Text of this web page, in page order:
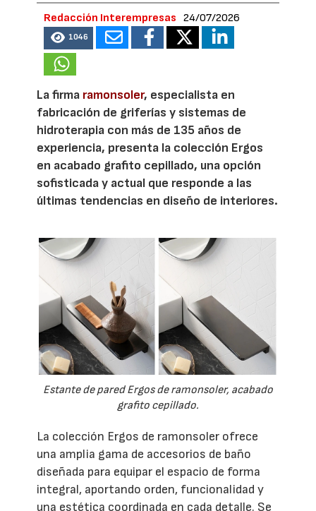
Redacción Interempresas 24/07/2026
1046
La firma ramonsoler, especialista en
fabricación de griferías y sistemas de
hidroterapia con más de 135 años de
experiencia, presenta la colección Ergos
en acabado grafito cepillado, una opción
sofisticada y actual que responde a las
últimas tendencias en diseño de interiores.
Estante de pared Ergos de ramonsoler, acabado
grafito cepillado.
La colección Ergos de ramonsoler ofrece
una amplia gama de accesorios de baño
diseñada para equipar el espacio de forma
integral, aportando orden, funcionalidad y
una estética coordinada en cada detalle. Se